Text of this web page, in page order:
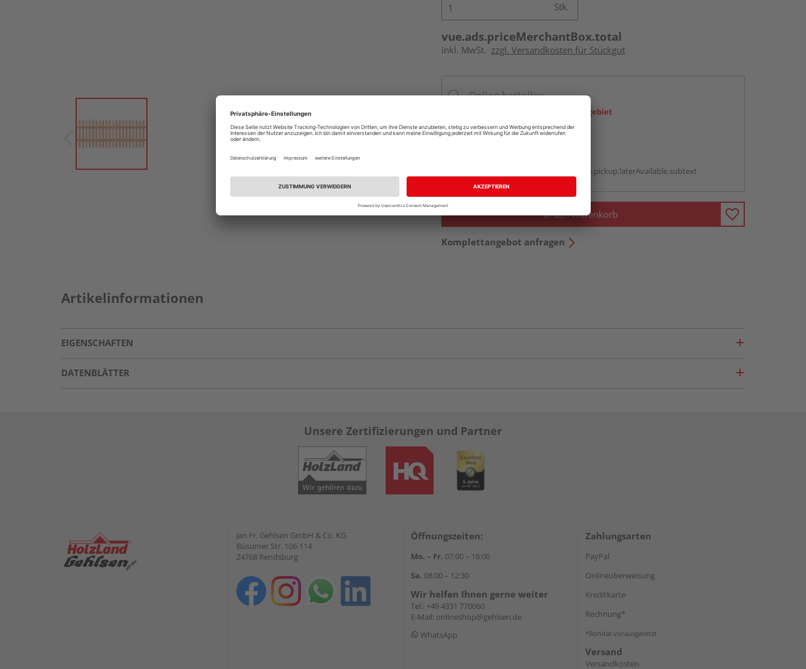
Stk.
vue.ads.priceMerchantBox.total
inkl. MwSt. zzgl. Versandkosten für Stückgut
Online bestellen
Ihr Standort ist nicht im Liefergebiet
vue.ads.priceMerchantBox.option.pickup.laterAvailable.subtext
In den Warenkorb
Komplettangebot anfragen
Artikelinformationen
EIGENSCHAFTEN
DATENBLÄTTER
Unsere Zertifizierungen und Partner
Jan Fr. Gehlsen GmbH & Co. KG
Büsumer Str. 106-114
24768 Rendsburg
Öffnungszeiten:
Mo. – Fr. 07:00 – 18:00
Sa. 08:00 – 12:30
Wir helfen Ihnen gerne weiter
Tel.: +49 4331 770060
E-Mail: onlineshop@gehlsen.de
WhatsApp
Zahlungsarten
PayPal
Onlineüberweisung
Kreditkarte
Rechnung*
*Bonität vorausgesetzt
Versand
Versandkosten